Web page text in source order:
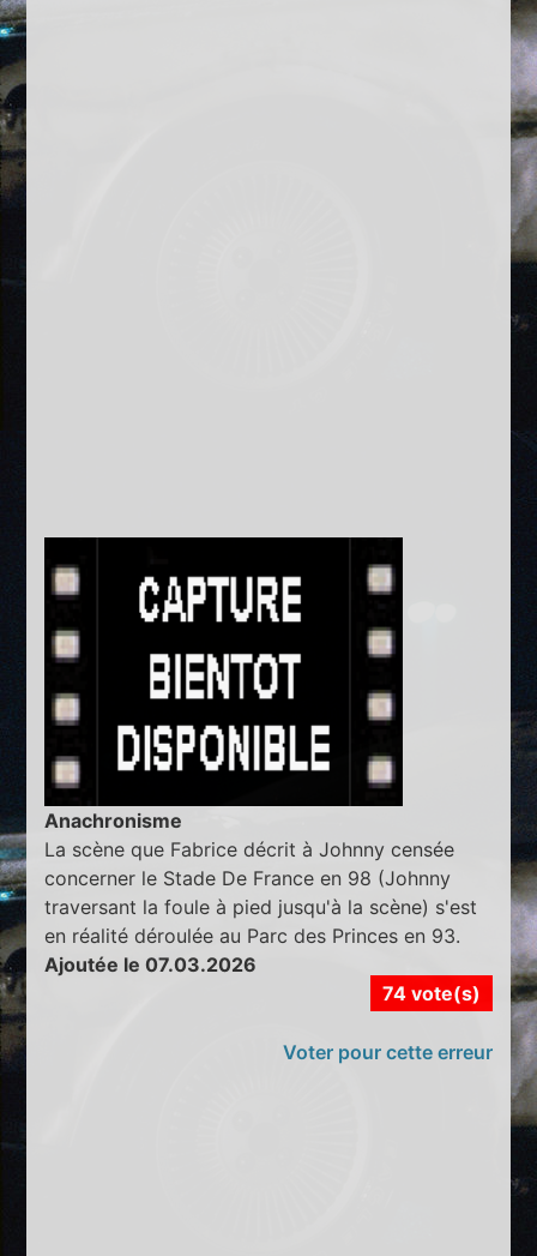
Anachronisme
La scène que Fabrice décrit à Johnny censée
concerner le Stade De France en 98 (Johnny
traversant la foule à pied jusqu'à la scène) s'est
en réalité déroulée au Parc des Princes en 93.
Ajoutée le 07.03.2026
74 vote(s)
Voter pour cette erreur